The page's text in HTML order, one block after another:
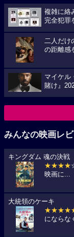
複雑に絡
完全犯罪
二人だけ
の距離感
マイケル
賭け』
みんなの映画レ
キングダム 魂の決戦
★★★★
映画に...
大統領のケーキ
にならな